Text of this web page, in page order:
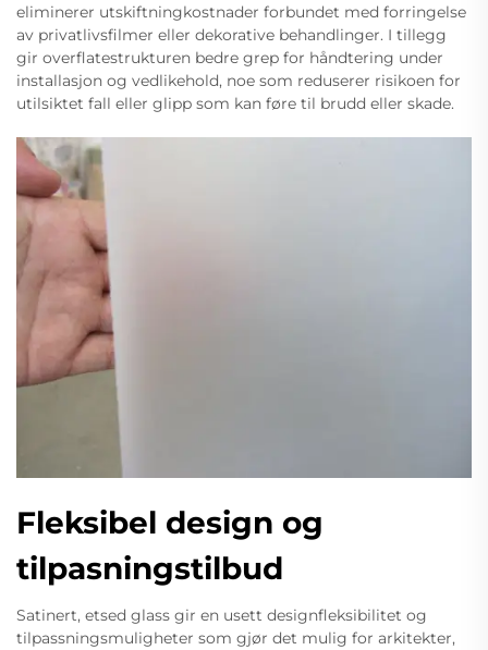
eliminerer utskiftningkostnader forbundet med forringelse
av privatlivsfilmer eller dekorative behandlinger. I tillegg
gir overflatestrukturen bedre grep for håndtering under
installasjon og vedlikehold, noe som reduserer risikoen for
utilsiktet fall eller glipp som kan føre til brudd eller skade.
Fleksibel design og
tilpasningstilbud
Satinert, etsed glass gir en usett designfleksibilitet og
tilpassningsmuligheter som gjør det mulig for arkitekter,